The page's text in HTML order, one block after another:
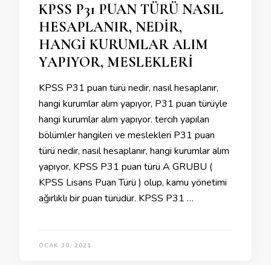
KPSS P31 PUAN TÜRÜ NASIL
HESAPLANIR, NEDİR,
HANGİ KURUMLAR ALIM
YAPIYOR, MESLEKLERİ
KPSS P31 puan türü nedir, nasıl hesaplanır,
hangi kurumlar alım yapıyor, P31 puan türüyle
hangi kurumlar alım yapıyor. tercih yapılan
bölümler hangileri ve meslekleri P31 puan
türü nedir, nasıl hesaplanır, hangi kurumlar alım
yapıyor, KPSS P31 puan türü A GRUBU (
KPSS Lisans Puan Türü ) olup, kamu yönetimi
ağırlıklı bir puan türüdür. KPSS P31 …
OCAK 30, 2021